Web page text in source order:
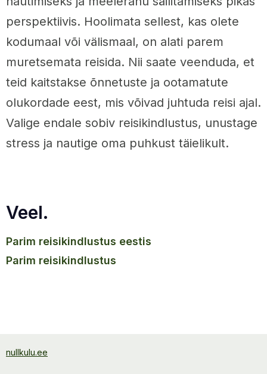
perspektiivis. Hoolimata sellest, kas olete
kodumaal või välismaal, on alati parem
muretsemata reisida. Nii saate veenduda, et
teid kaitstakse õnnetuste ja ootamatute
olukordade eest, mis võivad juhtuda reisi ajal.
Valige endale sobiv reisikindlustus, unustage
stress ja nautige oma puhkust täielikult.
Veel.
parim reisikindlustus eestis
parim reisikindlustus
nullkulu.ee